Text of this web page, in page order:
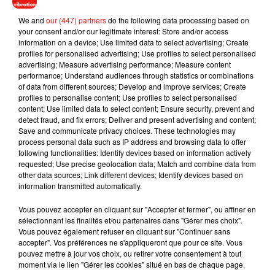
permettront de garder vos repas bien au frais au frigo ou au
congélateur.
Alors, vous êtes prêt à oublier que vous avez une cuisine
pendant la semaine ?
Musique
7 août 2026
Tayc et Didi B dévoilent le single le plus
dansant de l’année
7 août 2026
Angèle et Amélie Lens dévoilent leur
collaboration tant attendue
We and our (447) partnersdo the following data processing based on
your consent and/or our legitimate interest: Store and/or access
information on a device; Use limited data to select advertising; Create
profiles for personalised advertising; Use profiles to select personalised
advertising; Measure advertising performance; Measure content
performance; Understand audiences through statistics or combinations
of data from different sources; Develop and improve services; Create
profiles to personalise content; Use profiles to select personalised
content; Use limited data to select content; Ensure security, prevent and
detect fraud, and fix errors; Deliver and present advertising and content;
Save and communicate privacy choices. These technologies may
process personal data such as IP address and browsing data to offer
following functionalities: Identify devices based on information actively
requested; Use precise geolocation data; Match and combine data from
other data sources; Link different devices; Identify devices based on
information transmitted automatically.
Vous pouvez accepter en cliquant sur "Accepter et fermer", ou affiner en
sélectionnant les finalités et/ou partenaires dans "Gérer mes choix".
Vous pouvez également refuser en cliquant sur "Continuer sans
accepter". Vos préférences ne s'appliqueront que pour ce site. Vous
pouvez mettre à jour vos choix, ou retirer votre consentement à tout
moment via le lien "Gérer les cookies" situé en bas de chaque page.